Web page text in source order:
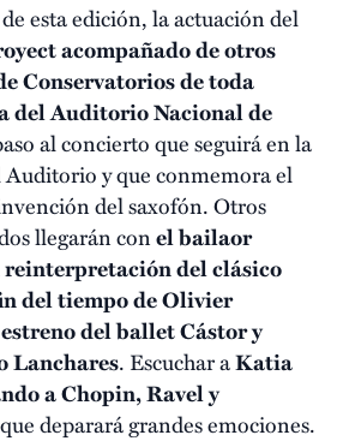
esta edición, la actuación del
acompañado de otros
Conservatorios de toda
del Auditorio Nacional de
al concierto que seguirá en la
Auditorio y que conmemora el
del saxofón. Otros
llegarán conel bailaor
del clásico
del tiempo de Olivier
estreno del ballet Cástor y
Lanchares. Escuchar aKatia
a Chopin, Ravel y
deparará grandes emociones.